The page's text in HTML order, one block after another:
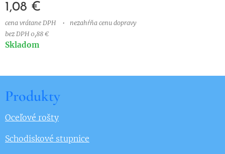
1,08 €
cena vrátane DPH
nezahŕňa cenu dopravy
bez DPH 0,88 €
Skladom
Produkty
Oceľové rošty
Schodiskové stupnice